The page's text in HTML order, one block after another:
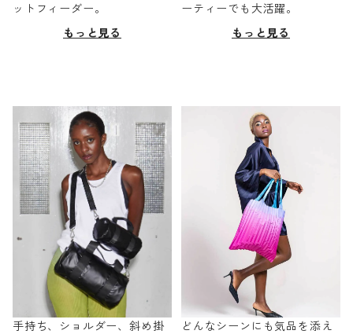
ットフィーダー。
もっと見る
ーティーでも大活躍。
もっと見る
手持ち、ショルダー、斜め掛
どんなシーンにも気品を添え